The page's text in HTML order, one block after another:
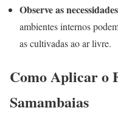
Observe as
ambientes internos
as cultivadas ao ar livre.
Como Aplicar o
Samambaias